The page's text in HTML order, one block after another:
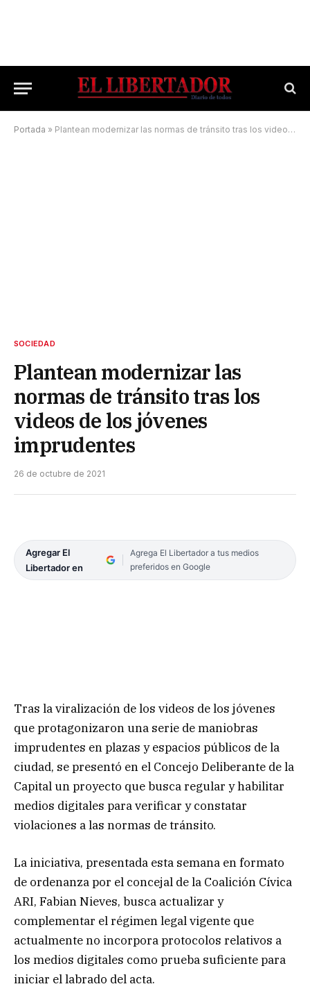
Portada » Plantean modernizar las normas de tránsito tras los videos de los jóvenes imprudentes
SOCIEDAD
Plantean modernizar las
normas de tránsito tras los
videos de los jóvenes
imprudentes
26 de octubre de 2021
Agregar El
Libertador en
Agrega El Libertador a tus medios
preferidos en Google
Tras la viralización de los videos de los jóvenes
que protagonizaron una serie de maniobras
imprudentes en plazas y espacios públicos de la
ciudad, se presentó en el Concejo Deliberante de la
Capital un proyecto que busca regular y habilitar
medios digitales para verificar y constatar
violaciones a las normas de tránsito.
La iniciativa, presentada esta semana en formato
de ordenanza por el concejal de la Coalición Cívica
ARI, Fabian Nieves, busca actualizar y
complementar el régimen legal vigente que
actualmente no incorpora protocolos relativos a
los medios digitales como prueba suficiente para
iniciar el labrado del acta.